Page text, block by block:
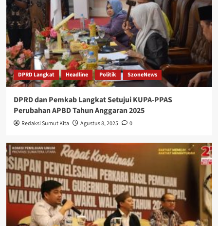
DPRD Langkat Headline Politik SzoneNews
DPRD dan Pemkab Langkat Setujui KUPA-PPAS
Perubahan APBD Tahun Anggaran 2025
Redaksi Sumut Kita Agustus 8, 2025 0